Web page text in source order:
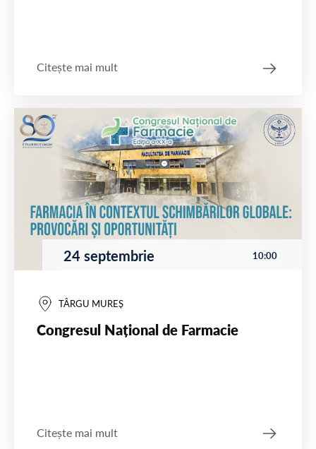
Citește mai mult
10:00
24 septembrie
TÂRGU MUREȘ
Congresul Național de Farmacie
Citește mai mult